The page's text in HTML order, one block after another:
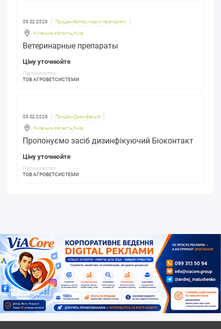
09.02.2026 Продам Ветеринарні препарати
Київська область, Київ
Ветеринарные препараты
Ціну уточнюйте
Підприємство:
ТОВ АГРОВЕТСИСТЕМИ
09.02.2026 Продам Дезінфекція
Київська область, Київ
Пропонуємо засіб дизинфікуючий Біоконтакт
Ціну уточнюйте
Підприємство:
ТОВ АГРОВЕТСИСТЕМИ